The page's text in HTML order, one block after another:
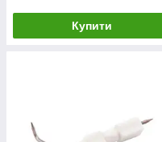
Купити